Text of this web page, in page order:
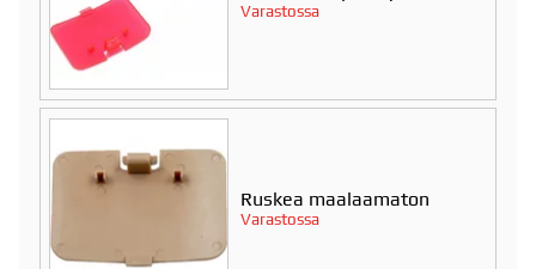
Varastossa
Ruskea maalaamaton
Varastossa